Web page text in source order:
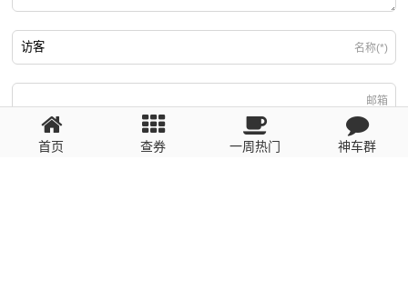
名称(*)
邮箱
回复需填写必要信息
首页 查券 一周热门 神车群